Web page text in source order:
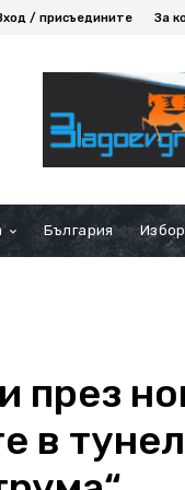
/ присъедините За
България
през
в